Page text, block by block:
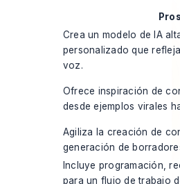
Crea un modelo de IA
personalizado que
voz.
Ofrece inspiración de
desde ejemplos virales
Agiliza la creación de
generación de
Incluye programación,
para un flujo de trabajo